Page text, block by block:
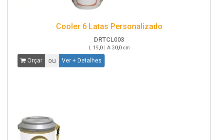
Cooler 6 Latas Personalizado
DRTCL003
L 19,0 | A 30,0 cm
Orçar ou Ver + Detalhes